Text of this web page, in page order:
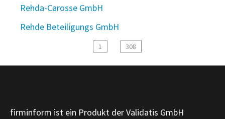
Rehda-Carosse GmbH
Rehde Beteiligungs GmbH
1 308
firminform ist ein Produkt der Validatis GmbH